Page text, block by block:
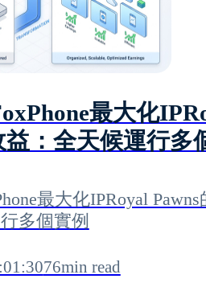
最大化
益：全天候運行多
最大化IPRoyal Pawns
多個實例
76min read